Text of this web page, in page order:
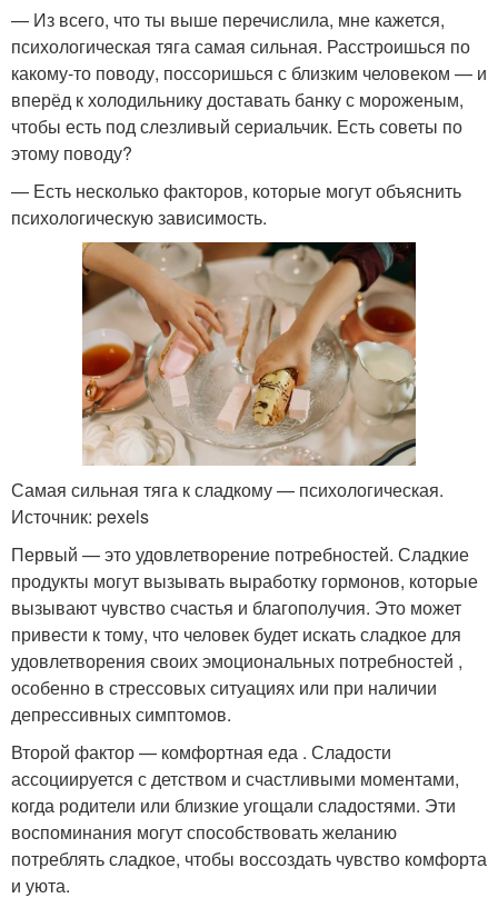
— Из всего, что ты выше перечислила, мне кажется,
психологическая тяга самая сильная. Расстроишься по
какому-то поводу, поссоришься с близким человеком — и
вперёд к холодильнику доставать банку с мороженым,
чтобы есть под слезливый сериальчик. Есть советы по
этому поводу?
— Есть несколько факторов, которые могут объяснить
психологическую зависимость.
Самая сильная тяга к сладкому — психологическая.
Источник: pexels
Первый — это удовлетворение потребностей. Сладкие
продукты могут вызывать выработку гормонов, которые
вызывают чувство счастья и благополучия. Это может
привести к тому, что человек будет искать сладкое для
удовлетворения своих эмоциональных потребностей ,
особенно в стрессовых ситуациях или при наличии
депрессивных симптомов.
Второй фактор — комфортная еда . Сладости
ассоциируется с детством и счастливыми моментами,
когда родители или близкие угощали сладостями. Эти
воспоминания могут способствовать желанию
потреблять сладкое, чтобы воссоздать чувство комфорта
и уюта.